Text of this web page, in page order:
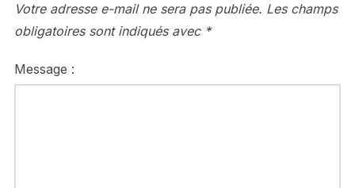
Votre adresse e-mail ne sera pas publiée. Les champs
obligatoires sont indiqués avec *
Message :